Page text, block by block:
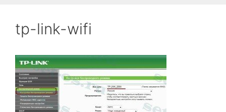
tp-link-wifi